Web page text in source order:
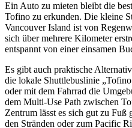
Ein Auto zu mieten bleibt die
Tofino zu erkunden. Die kleine
Vancouver Island ist von
sich über mehrere Kilometer
entspannt von einer einsamen
Es gibt auch praktische
die lokale Shuttlebuslinie
oder mit dem Fahrrad die
dem Multi-Use Path zwischen
Zentrum lässt es sich gut zu Fuß
den Stränden oder zum Pacific